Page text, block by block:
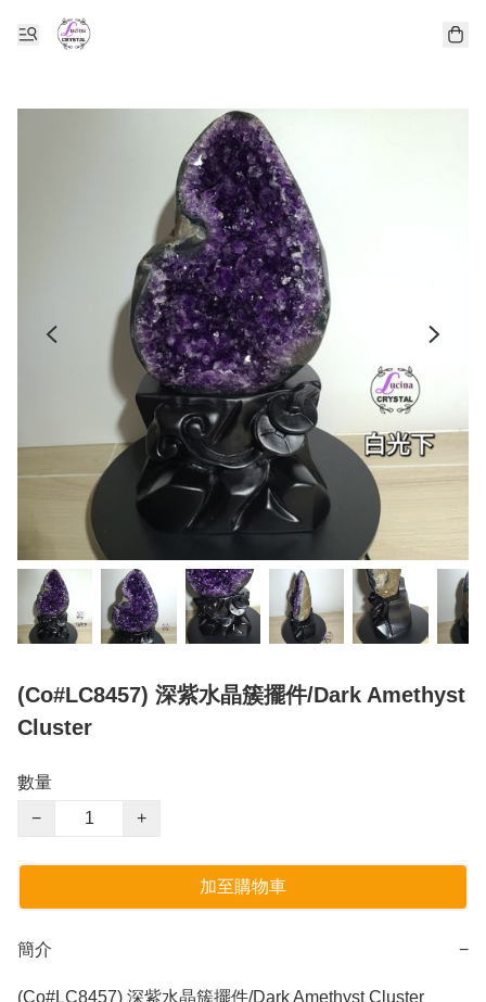
(Co#LC8457) 深紫水晶簇擺件/Dark Amethyst
Cluster
數量
−
+
加至購物車
簡介 −
(Co#LC8457) 深紫水晶簇擺件/Dark Amethyst Cluster